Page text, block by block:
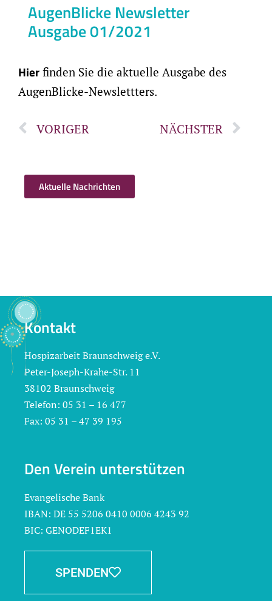
AugenBlicke Newsletter
Ausgabe 01/2021
Hier finden Sie die aktuelle Ausgabe des
AugenBlicke-Newslettters.
VORIGER NÄCHSTER
Aktuelle Nachrichten
Kontakt
Hospizarbeit Braunschweig e.V.
Peter-Joseph-Krahe-Str. 11
38102 Braunschweig
Telefon: 05 31 – 16 477
Fax: 05 31 – 47 39 195
Den Verein unterstützen
Evangelische Bank
IBAN: DE 55 5206 0410 0006 4243 92
BIC: GENODEF1EK1
SPENDEN